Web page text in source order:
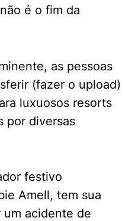
é o fim da
as pessoas
(fazer o upload)
luxuosos resorts
por diversas
festivo
Amell, tem sua
acidente de